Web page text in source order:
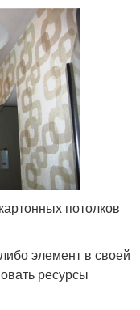
потолков
элемент в своей
ресурсы